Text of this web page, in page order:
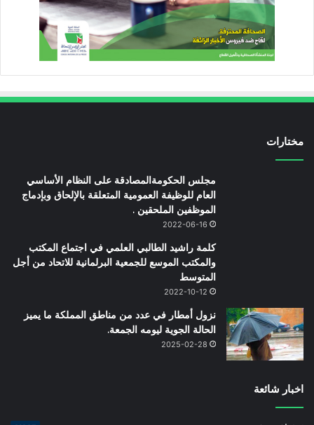
مختارات
مجلس الحكومةالمصادقة على النظام الأساسي
العام للوظيفة العمومية المتعلقة بالإلحاق وبإدماج
الموظفين الملحقين .
2022-06-16
كلمة راشيد الطالبي العلمي في اجتماع المكتب
والمكتب الموسع للجمعية البرلمانية للاتحاد من أجل
المتوسط
2022-10-12
نزول أمطار في عدد من مناطق المملكة ما يميز
الحالة الجوية ليومه الجمعة.
2025-02-28
اخبار شائعة